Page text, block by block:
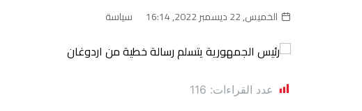
محليات
الخميس, 22 ديسمبر 2022, 16:14 سياسة
عدد القراءات: 116